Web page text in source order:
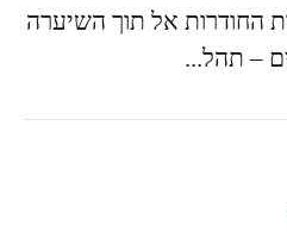
החודרות אל תוך השיערה
– תהל...